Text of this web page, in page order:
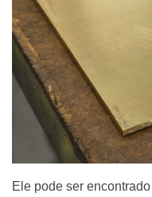
Ele pode ser